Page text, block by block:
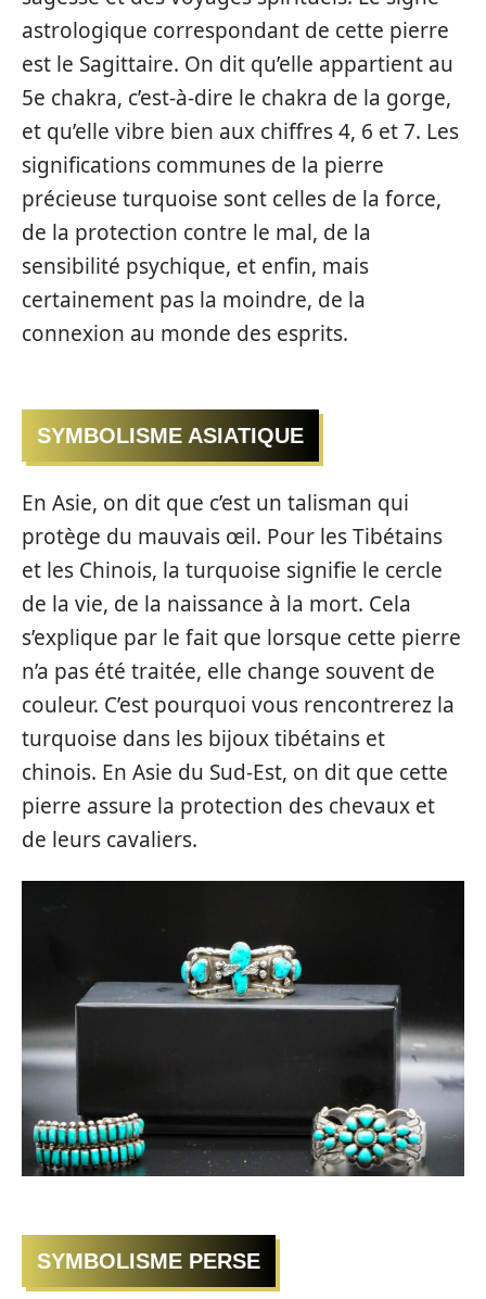
astrologique correspondant de cette pierre
est le Sagittaire. On dit qu’elle appartient au
5e chakra, c’est-à-dire le chakra de la gorge,
et qu’elle vibre bien aux chiffres 4, 6 et 7. Les
significations communes de la pierre
précieuse turquoise sont celles de la force,
de la protection contre le mal, de la
sensibilité psychique, et enfin, mais
certainement pas la moindre, de la
connexion au monde des esprits.
SYMBOLISME ASIATIQUE
En Asie, on dit que c’est un talisman qui
protège du mauvais œil. Pour les Tibétains
et les Chinois, la turquoise signifie le cercle
de la vie, de la naissance à la mort. Cela
s’explique par le fait que lorsque cette pierre
n’a pas été traitée, elle change souvent de
couleur. C’est pourquoi vous rencontrerez la
turquoise dans les bijoux tibétains et
chinois. En Asie du Sud-Est, on dit que cette
pierre assure la protection des chevaux et
de leurs cavaliers.
SYMBOLISME PERSE